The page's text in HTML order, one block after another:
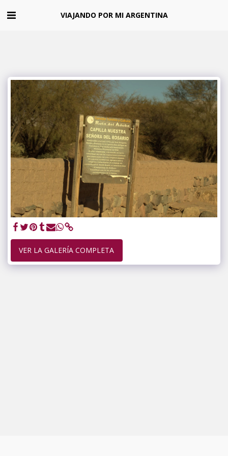
VIAJANDO POR MI ARGENTINA
VER LA GALERÍA COMPLETA